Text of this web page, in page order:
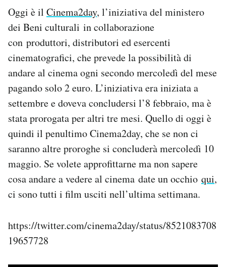
CALENDARIO
AREA PERSONALE
Area Personale
Newsletter
Notifiche mobile
Regala il Post
Hai bisogno di aiuto?
Esci
Oggi è il Cinema2day, l’iniziativa del ministero
dei Beni culturali in collaborazione
con produttori, distributori ed esercenti
cinematografici, che prevede la possibilità di
andare al cinema ogni secondo mercoledì del mese
pagando solo 2 euro. L’iniziativa era iniziata a
settembre e doveva concludersi l’8 febbraio, ma è
stata prorogata per altri tre mesi. Quello di oggi è
quindi il penultimo Cinema2day, che se non ci
saranno altre proroghe si concluderà mercoledì 10
maggio. Se volete approfittarne ma non sapere
cosa andare a vedere al cinema date un occhio qui,
ci sono tutti i film usciti nell’ultima settimana.
https://twitter.com/cinema2day/status/8521083708
19657728